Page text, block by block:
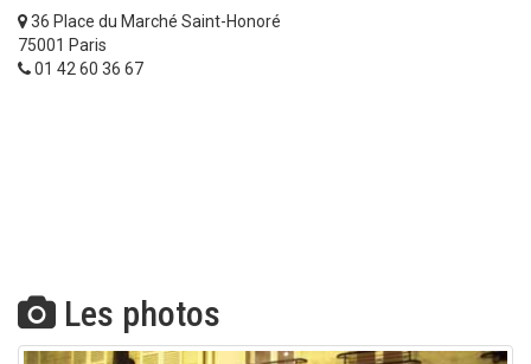
36 Place du Marché Saint-Honoré
75001 Paris
01 42 60 36 67
Les photos